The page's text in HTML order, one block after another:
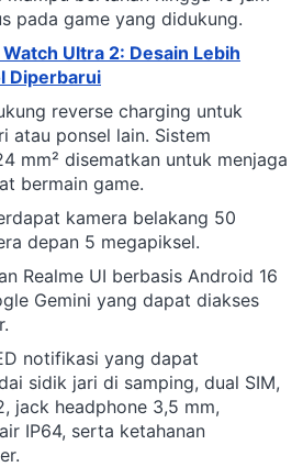
pada game yang didukung.
Ultra 2: Desain Lebih
Diperbarui
reverse charging untuk
atau ponsel lain. Sistem
mm² disematkan untuk menjaga
bermain game.
kamera belakang 50
depan 5 megapiksel.
Realme UI berbasis Android 16
Gemini yang dapat diakses
notifikasi yang dapat
sidik jari di samping, dual SIM,
jack headphone 3,5 mm,
IP64, serta ketahanan